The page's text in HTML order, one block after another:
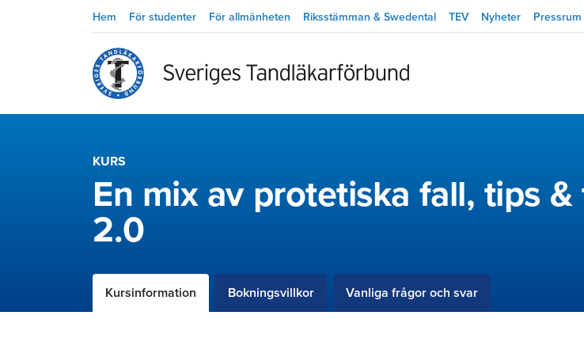
Hem För studenter För allmänheten Riksstämman & Swedental TEV Nyheter Pressrum
KURS
En mix av protetiska fall, tips &
2.0
Kursinformation Bokningsvillkor Vanliga frågor och svar